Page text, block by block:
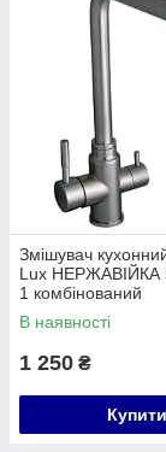
Змішувач
Lux НЕРЖАВІЙКА
1 комбінований
В наявності
1 250 ₴
Купити